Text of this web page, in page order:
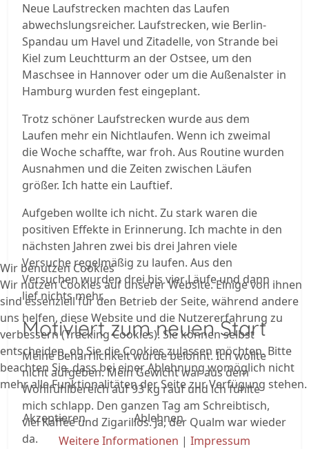
Neue Laufstrecken machten das Laufen
abwechslungsreicher. Laufstrecken, wie Berlin-
Spandau um Havel und Zitadelle, von Strande bei
Kiel zum Leuchtturm an der Ostsee, um den
Maschsee in Hannover oder um die Außenalster in
Hamburg wurden fest eingeplant.
Trotz schöner Laufstrecken wurde aus dem
Laufen mehr ein Nichtlaufen. Wenn ich zweimal
die Woche schaffte, war froh. Aus Routine wurden
Ausnahmen und die Zeiten zwischen Läufen
größer. Ich hatte ein Lauftief.
Aufgeben wollte ich nicht. Zu stark waren die
positiven Effekte in Erinnerung. Ich machte in den
nächsten Jahren zwei bis drei Jahren viele
Versuche regelmäßig zu laufen. Aus den
Versuchen wurden drei bis vier Läufe und dann
lief nichts mehr.
Motiviert zum neuen Start
Meine Beharrlichkeit wurde belohnt. Ich wollte
nicht aufgeben. Mein Gewicht war aus dem
Wohlfühlbereich auf 93 kg rauf und ich fühlte
mich schlapp. Den ganzen Tag am Schreibtisch,
viel Kaffee und Zigarillos. Ja, der Qualm war wieder
da.
Wir benutzen Cookies
Wir nutzen Cookies auf unserer Website. Einige von ihnen
sind essenziell für den Betrieb der Seite, während andere
uns helfen, diese Website und die Nutzererfahrung zu
verbessern (Tracking Cookies). Sie können selbst
entscheiden, ob Sie die Cookies zulassen möchten. Bitte
beachten Sie, dass bei einer Ablehnung womöglich nicht
mehr alle Funktionalitäten der Seite zur Verfügung stehen.
Akzeptieren
Ablehnen
Weitere Informationen | Impressum